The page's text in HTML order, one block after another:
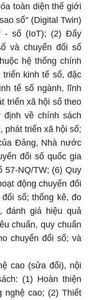
toàn diện thế giới
số" (Digital Twin)
- số (IoT); (2) Đẩy
và chuyển đổi số
hệ thống chính
kinh tế số, đặc
tế số ngành, lĩnh
triển xã hội số theo
định về chính sách
phát triển xã hội số;
Đảng, Nhà nước
đổi số quốc gia
57-NQ/TW; (6) Quy
động chuyển đổi
số; thống kê, đo
đánh giá hiệu quả
chuẩn, quy chuẩn
chuyển đổi số; và
cao (sửa đổi), nội
(1) Hoàn thiện
nghệ cao; (2) Thiết